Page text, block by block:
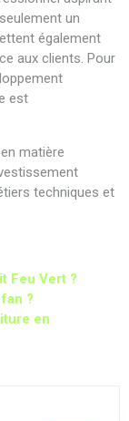
un
également
aux clients. Pour
est
matière
techniques et
Feu Vert ?
?
en